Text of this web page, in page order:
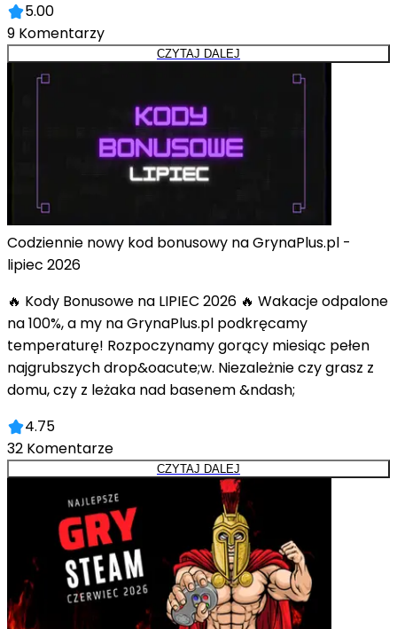
5.00
9 Komentarzy
CZYTAJ DALEJ
Codziennie nowy kod bonusowy na GrynaPlus.pl -
lipiec 2026
🔥 Kody Bonusowe na LIPIEC 2026 🔥 Wakacje odpalone
na 100%, a my na GrynaPlus.pl podkręcamy
temperaturę! Rozpoczynamy gorący miesiąc pełen
najgrubszych drop&oacute;w. Niezależnie czy grasz z
domu, czy z leżaka nad basenem &ndash;
4.75
32 Komentarze
CZYTAJ DALEJ